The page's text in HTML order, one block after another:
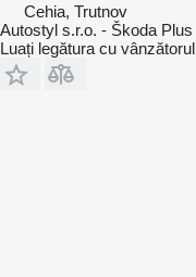
Cehia, Trutnov
Autostyl s.r.o. - Škoda Plus
Luați legătura cu vânzătorul